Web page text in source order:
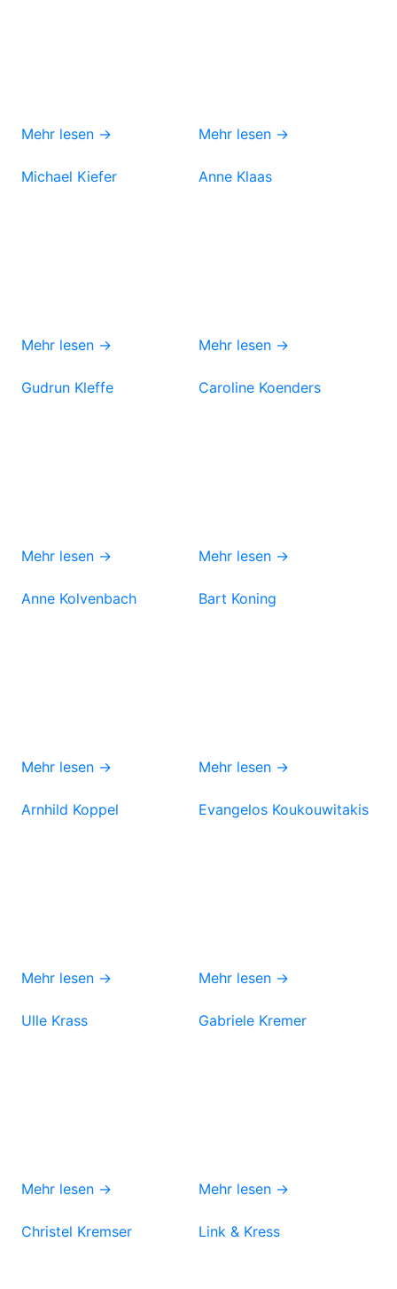
Mehr lesen → Mehr lesen →
Michael Kiefer
Mehr lesen →
Anne Klaas
Mehr lesen →
Gudrun Kleffe
Mehr lesen →
Caroline Koenders
Mehr lesen →
Anne Kolvenbach
Mehr lesen →
Bart Koning
Mehr lesen →
Arnhild Koppel
Mehr lesen →
Evangelos Koukouwitakis
Mehr lesen →
Ulle Krass
Mehr lesen →
Gabriele Kremer
Mehr lesen →
Christel Kremser Link & Kress